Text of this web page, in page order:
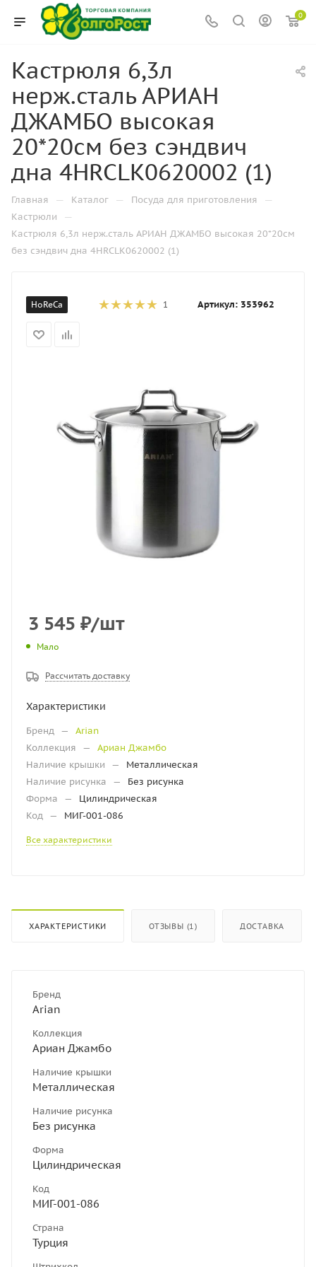
0
Кастрюля 6,3л
нерж.сталь АРИАН
ДЖАМБО высокая
20*20см без сэндвич
дна 4HRCLK0620002 (1)
Главная — Каталог — Посуда для приготовления —
Кастрюли —
Кастрюля 6,3л нерж.сталь АРИАН ДЖАМБО высокая 20*20см
без сэндвич дна 4HRCLK0620002 (1)
HoReCa 1 Артикул: 353962
3 545 ₽/шт
Мало
Рассчитать доставку
Характеристики
Бренд —
Arian
Коллекция
—
Ариан Джамбо
Наличие крышки
—
Металлическая
Наличие рисунка
—
Без рисунка
Форма
—
Цилиндрическая
Код — МИГ-001-086
Все характеристики
ХАРАКТЕРИСТИКИ ОТЗЫВЫ (1) ДОСТАВКА
Бренд
Arian
Коллекция
Ариан Джамбо
Наличие крышки
Металлическая
Наличие рисунка
Без рисунка
Форма
Цилиндрическая
Код
МИГ-001-086
Страна
Турция